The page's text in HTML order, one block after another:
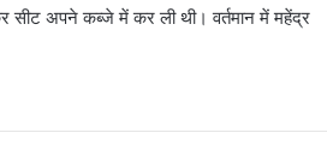
सीट अपने कब्जे में कर ली थी। वर्तमान में महेंद्र